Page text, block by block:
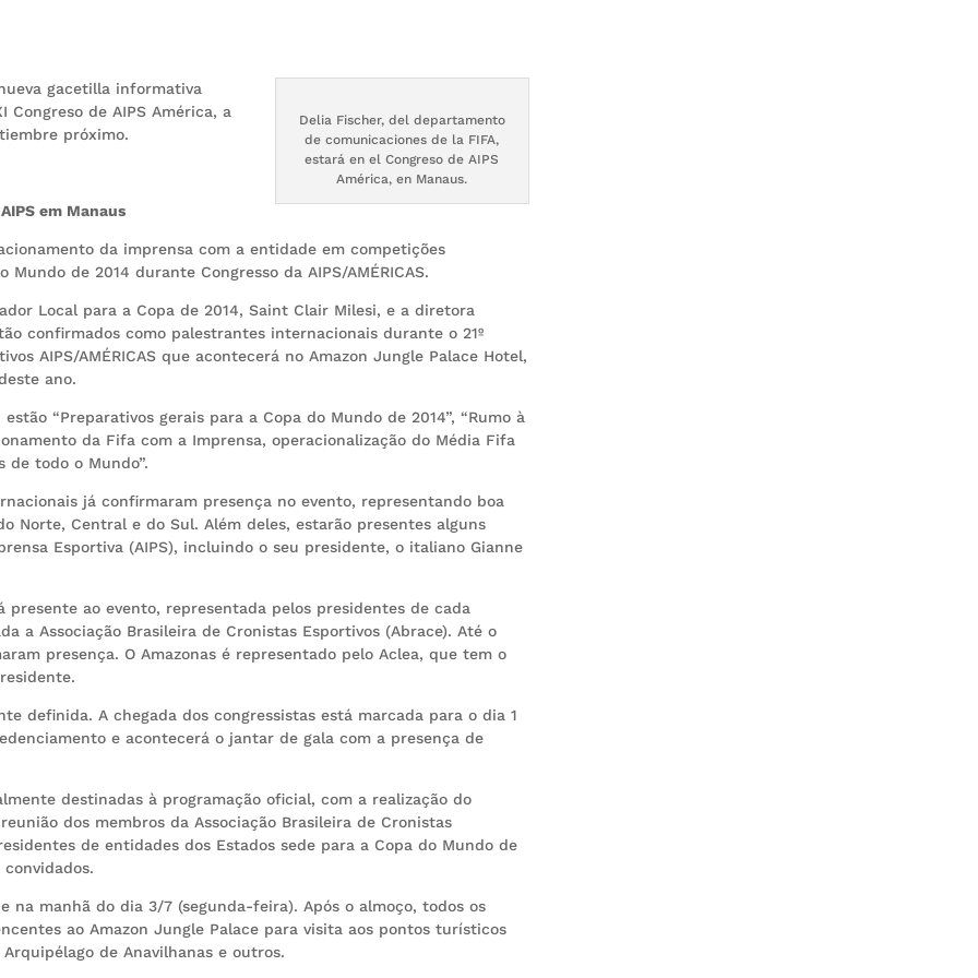
Delia Fischer, del departamento
de comunicaciones de la FIFA,
estará en el Congreso de AIPS
América, en Manaus.
gacetilla informativa
de AIPS América, a
próximo.
em Manaus
da imprensa com a entidade em competições
de 2014 durante Congresso da AIPS/AMÉRICAS.
Local para a Copa de 2014, Saint Clair Milesi, e a diretora
confirmados como palestrantes internacionais durante o 21º
AIPS/AMÉRICAS que acontecerá no Amazon Jungle Palace Hotel,
ano.
“Preparativos gerais para a Copa do Mundo de 2014”, “Rumo à
da Fifa com a Imprensa, operacionalização do Média Fifa
de todo o Mundo”.
já confirmaram presença no evento, representando boa
Norte, Central e do Sul. Além deles, estarão presentes alguns
Esportiva (AIPS), incluindo o seu presidente, o italiano Gianne
ao evento, representada pelos presidentes de cada
a Associação Brasileira de Cronistas Esportivos (Abrace). Até o
presença. O Amazonas é representado pelo Aclea, que tem o
definida. A chegada dos congressistas está marcada para o dia 1
e acontecerá o jantar de gala com a presença de
destinadas à programação oficial, com a realização do
dos membros da Associação Brasileira de Cronistas
de entidades dos Estados sede para a Copa do Mundo de
manhã do dia 3/7 (segunda-feira). Após o almoço, todos os
ao Amazon Jungle Palace para visita aos pontos turísticos
de Anavilhanas e outros.